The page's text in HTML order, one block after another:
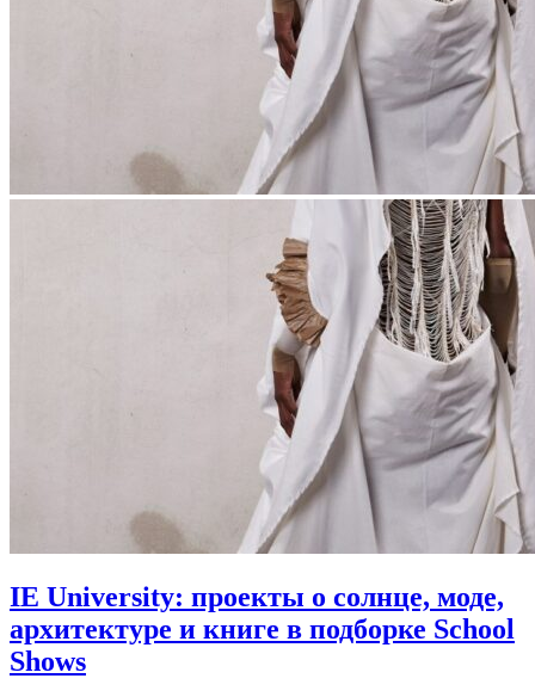
IE University: проекты о солнце, моде,
архитектуре и книге в подборке School
Shows